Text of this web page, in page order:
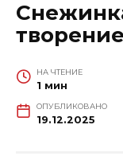
НА ЧТЕНИЕ
1 мин
ОПУБЛИКОВАНО
19.12.2025